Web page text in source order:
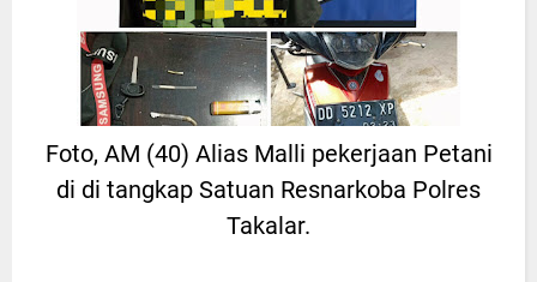
Foto, AM (40) Alias Malli pekerjaan Petani
di di tangkap Satuan Resnarkoba Polres
Takalar.